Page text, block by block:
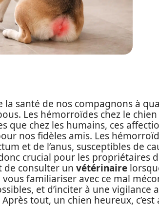
la santé de nos compagnons à
Les hémorroïdes chez le
que chez les humains, ces
nos fidèles amis. Les
et de l’anus, susceptibles de
crucial pour les propriétaires
de consulter un vétérinaire
familiariser avec ce mal
et d’inciter à une vigilance
tout, un chien heureux,